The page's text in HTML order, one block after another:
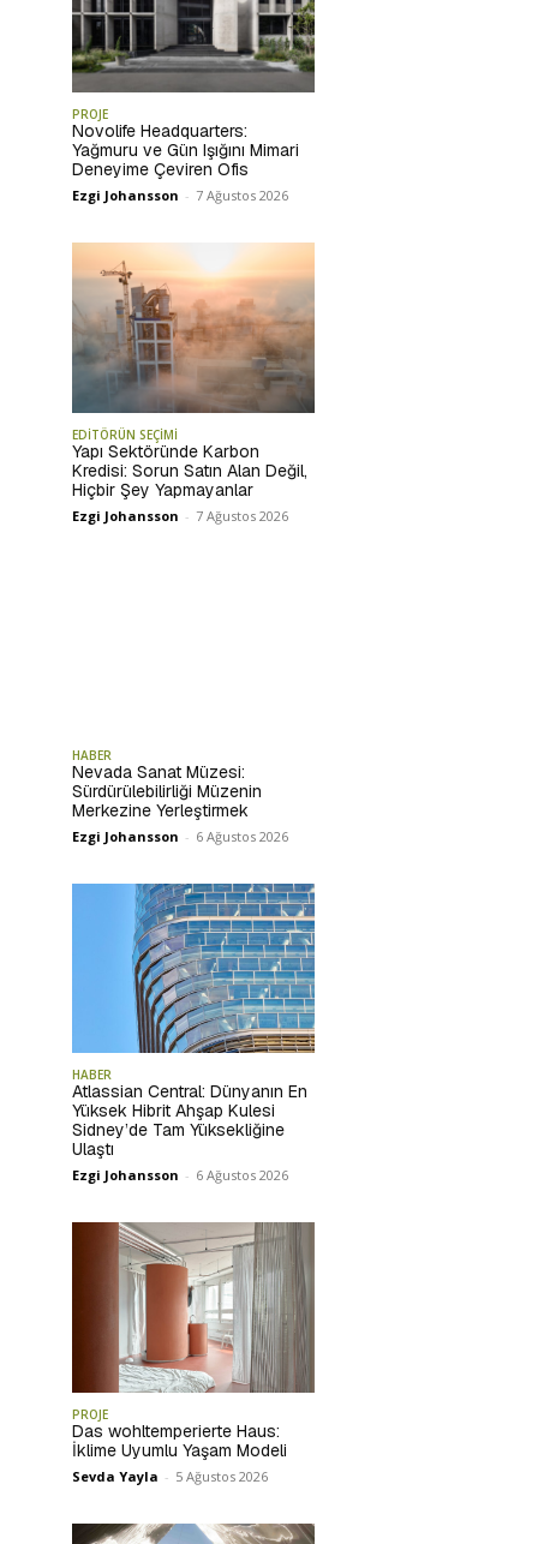
PROJE
Novolife Headquarters:
Yağmuru ve Gün Işığını Mimari
Deneyime Çeviren Ofis
Ezgi Johansson - 7 Ağustos 2026
EDİTÖRÜN SEÇİMİ
Yapı Sektöründe Karbon
Kredisi: Sorun Satın Alan Değil,
Hiçbir Şey Yapmayanlar
Ezgi Johansson - 7 Ağustos 2026
HABER
Nevada Sanat Müzesi:
Sürdürülebilirliği Müzenin
Merkezine Yerleştirmek
Ezgi Johansson - 6 Ağustos 2026
HABER
Atlassian Central: Dünyanın En
Yüksek Hibrit Ahşap Kulesi
Sidney’de Tam Yüksekliğine
Ulaştı
Ezgi Johansson - 6 Ağustos 2026
PROJE
Das wohltemperierte Haus:
İklime Uyumlu Yaşam Modeli
Sevda Yayla - 5 Ağustos 2026